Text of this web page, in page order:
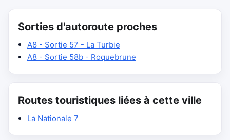
Sorties d'autoroute proches
A8 - Sortie 57 - La Turbie
A8 - Sortie 58b - Roquebrune
Routes touristiques liées à cette ville
La Nationale 7